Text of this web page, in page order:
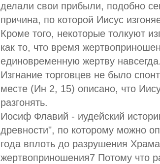
делали свои прибыли, подобно
причина, по которой Иисус
Кроме того, некоторые толкуют
как то, что время
единовременную жертву навсегда.
Изгнание торговцев не было
месте (Ин 2, 15) описано, что
разгонять.
Иосиф Флавий - иудейский
древности", по которому можно
года вплоть до разрушения
жертвоприношения7 Потому что